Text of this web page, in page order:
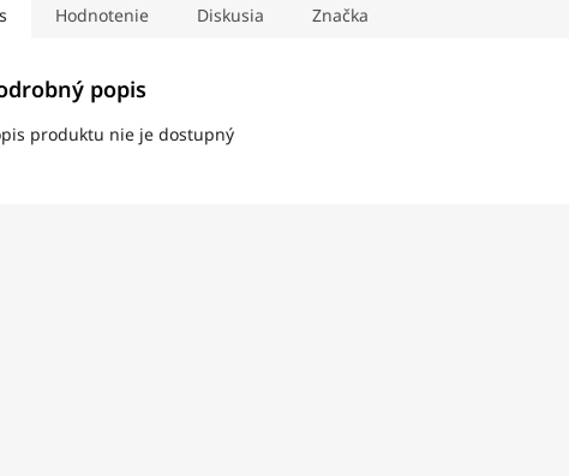
Hodnotenie Diskusia Značka
popis
produktu nie je dostupný